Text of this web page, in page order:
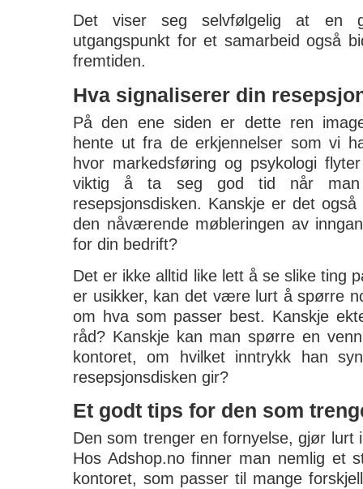
Det viser seg selvfølgelig at en
utgangspunkt for et samarbeid også
fremtiden.
Hva signaliserer din
På den ene siden er dette ren
hente ut fra de erkjennelser som vi
hvor markedsføring og psykologi
viktig å ta seg god tid når
resepsjonsdisken. Kanskje er det
den nåværende møbleringen av
for din bedrift?
Det er ikke alltid like lett å se slike ting
er usikker, kan det være lurt å spørre
om hva som passer best. Kanskje
råd? Kanskje kan man spørre en
kontoret, om hvilket inntrykk han
resepsjonsdisken gir?
Et godt tips for den som
Den som trenger en fornyelse, gjør lurt
Hos Adshop.no finner man nemlig et
kontoret, som passer til mange